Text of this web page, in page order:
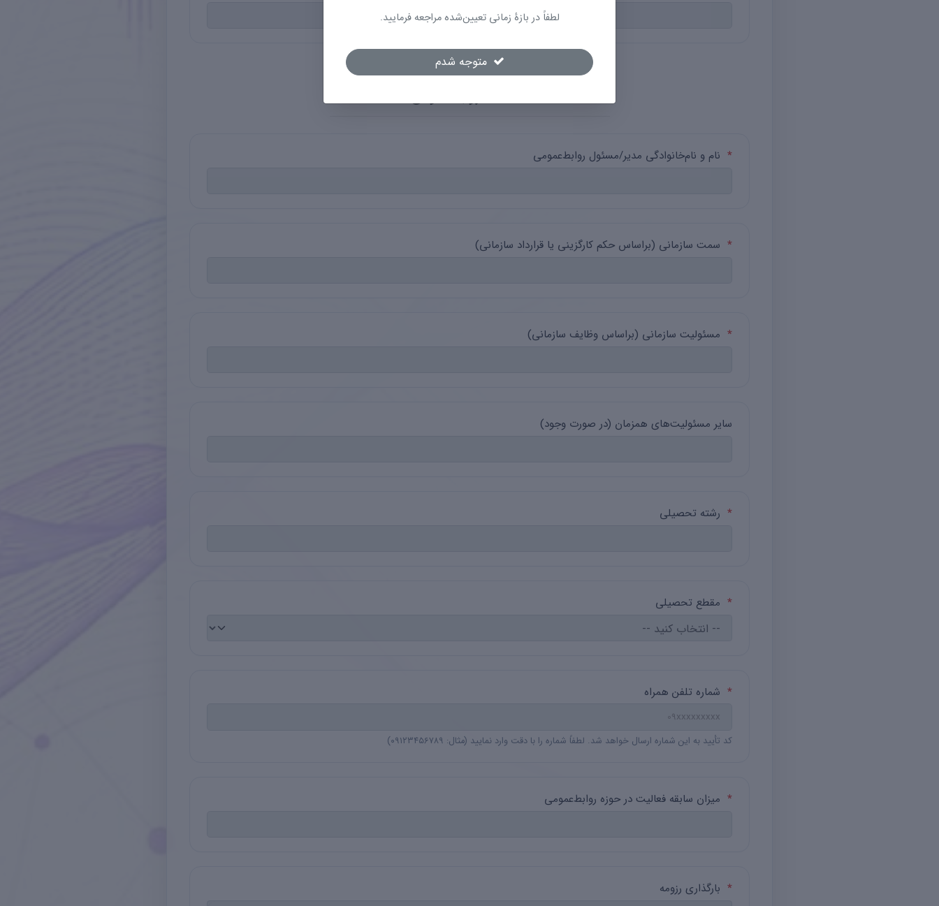
* نام و نام‌خانوادگی مدیر/مسئول روابط‌عمومی
* سمت سازمانی (براساس حکم کارگزینی یا قرارداد سازمانی)
* مسئولیت سازمانی (براساس وظایف سازمانی)
سایر مسئولیت‌های همزمان (در صورت وجود)
* رشته تحصیلی
* مقطع تحصیلی
* شماره تلفن همراه
کد تأیید به این شماره ارسال خواهد شد. لطفاً شماره را با دقت وارد نمایید (مثال: ۰۹۱۲۳۴۵۶۷۸۹)
* میزان سابقه فعالیت در حوزه روابط‌عمومی
* بارگذاری رزومه
لطفاً در بازهٔ زمانی تعیین‌شده مراجعه فرمایید.
متوجه شدم